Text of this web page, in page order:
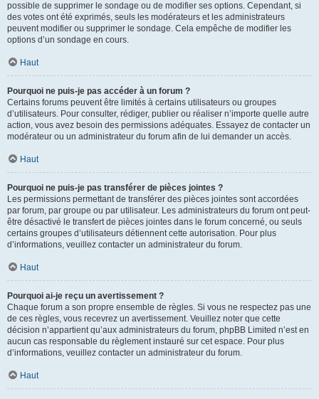
possible de supprimer le sondage ou de modifier ses options. Cependant, si
des votes ont été exprimés, seuls les modérateurs et les administrateurs
peuvent modifier ou supprimer le sondage. Cela empêche de modifier les
options d’un sondage en cours.
Haut
Pourquoi ne puis-je pas accéder à un forum ?
Certains forums peuvent être limités à certains utilisateurs ou groupes
d’utilisateurs. Pour consulter, rédiger, publier ou réaliser n’importe quelle autre
action, vous avez besoin des permissions adéquates. Essayez de contacter un
modérateur ou un administrateur du forum afin de lui demander un accès.
Haut
Pourquoi ne puis-je pas transférer de pièces jointes ?
Les permissions permettant de transférer des pièces jointes sont accordées
par forum, par groupe ou par utilisateur. Les administrateurs du forum ont peut-
être désactivé le transfert de pièces jointes dans le forum concerné, ou seuls
certains groupes d’utilisateurs détiennent cette autorisation. Pour plus
d’informations, veuillez contacter un administrateur du forum.
Haut
Pourquoi ai-je reçu un avertissement ?
Chaque forum a son propre ensemble de règles. Si vous ne respectez pas une
de ces règles, vous recevrez un avertissement. Veuillez noter que cette
décision n’appartient qu’aux administrateurs du forum, phpBB Limited n’est en
aucun cas responsable du règlement instauré sur cet espace. Pour plus
d’informations, veuillez contacter un administrateur du forum.
Haut